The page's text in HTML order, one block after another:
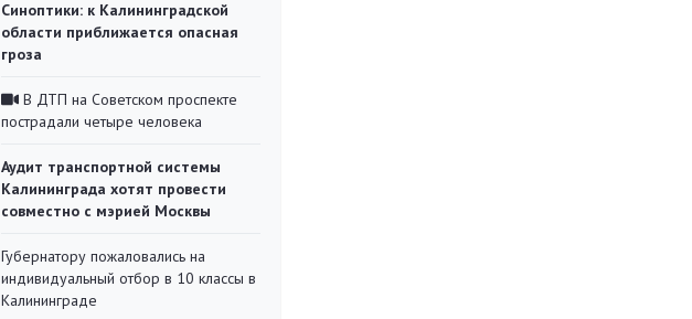
Синоптики: к Калининградской
области приближается опасная
гроза
В ДТП на Советском проспекте
пострадали четыре человека
Аудит транспортной системы
Калининграда хотят провести
совместно с мэрией Москвы
Губернатору пожаловались на
индивидуальный отбор в 10 классы в
Калининграде